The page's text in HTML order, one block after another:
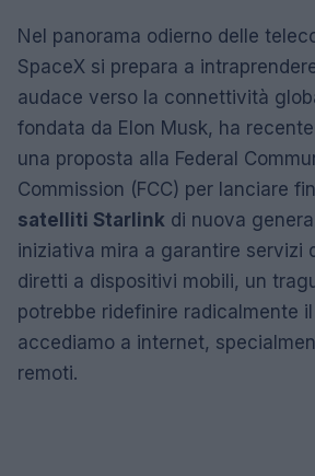
Nel panorama odierno delle
SpaceX si prepara a
audace verso la connettività
fondata da Elon Musk, ha
una proposta alla Federal
Commission (FCC) per lanciare
satelliti Starlink di nuova
iniziativa mira a garantire servizi
diretti a dispositivi mobili, un
potrebbe ridefinire radicalmente
accediamo a internet,
remoti.